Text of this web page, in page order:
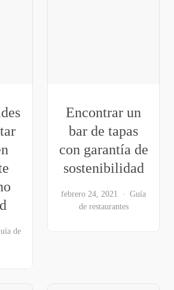
de
Encontrar un
bar de tapas
con garantía de
sostenibilidad
febrero 24, 2021
Guía
de restaurantes